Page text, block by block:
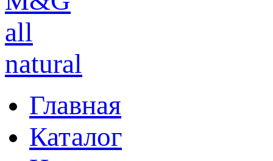
Главная
Каталог